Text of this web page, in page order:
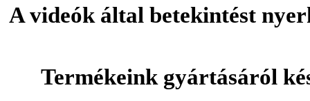
A videók által betekintést
Termékeink gyártásáról